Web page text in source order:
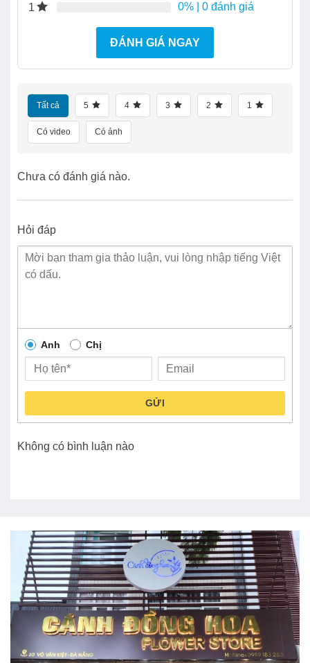
1
0% | 0 đánh giá
ĐÁNH GIÁ NGAY
Tất cả 5 4 3 2 1
Có video Có ảnh
Chưa có đánh giá nào.
Hỏi đáp
Anh Chị
GỬI
Không có bình luận nào